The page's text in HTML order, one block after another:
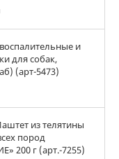
и
для собак,
(арт-5473)
из телятины
пород
200 г (арт.-7255)